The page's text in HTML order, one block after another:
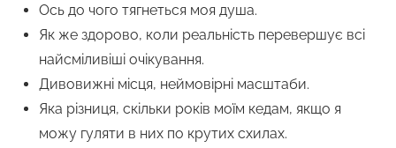
Ось до чого тягнеться моя душа.
Як же здорово, коли реальність перевершує всі
найсміливіші очікування.
Дивовижні місця, неймовірні масштаби.
Яка різниця, скільки років моїм кедам, якщо я
можу гуляти в них по крутих схилах.